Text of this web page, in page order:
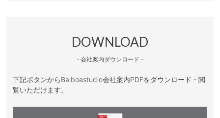
DOWNLOAD
- 会社案内ダウンロード -
下記ボタンからBalboastudio会社案内PDFをダウンロード・閲
覧いただけます。